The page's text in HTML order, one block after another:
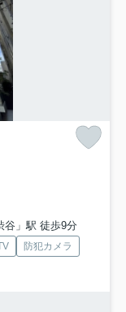
谷」駅 徒歩9分
防犯カメラ